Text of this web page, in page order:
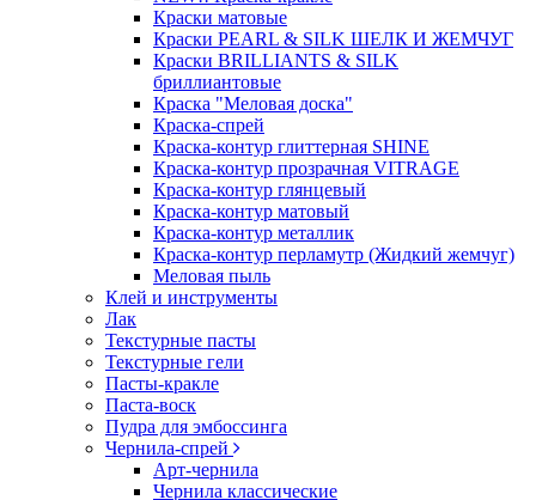
Краски матовые
Краски PEARL & SILK ШЕЛК И ЖЕМЧУГ
Краски BRILLIANTS & SILK
бриллиантовые
Краска "Меловая доска"
Краска-спрей
Краска-контур глиттерная SHINE
Краска-контур прозрачная VITRAGE
Краска-контур глянцевый
Краска-контур матовый
Краска-контур металлик
Краска-контур перламутр (Жидкий жемчуг)
Меловая пыль
Клей и инструменты
Лак
Текстурные пасты
Текстурные гели
Пасты-кракле
Паста-воск
Пудра для эмбоссинга
Чернила-спрей
Арт-чернила
Чернила классические